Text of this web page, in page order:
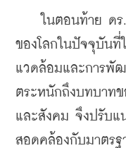
ในตอนท้าย ดร.วิ
ของโลกในปัจจุบัน
แวดล้อมและการพั
ตระหนักถึงบทบาทข
และสังคม จึงปรับแ
สอดคล้องกับมาตร